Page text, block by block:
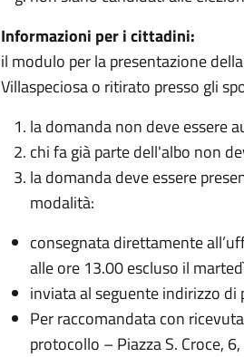
Informazioni per i cittadini:
il modulo per la presentazione
Villaspeciosa o ritirato presso gli
la domanda non deve essere
chi fa già parte dell'albo non
la domanda deve essere
modalità:
consegnata direttamente
alle ore 13.00 escluso il
inviata al seguente indirizzo di
Per raccomandata con
protocollo – Piazza S. Croce,